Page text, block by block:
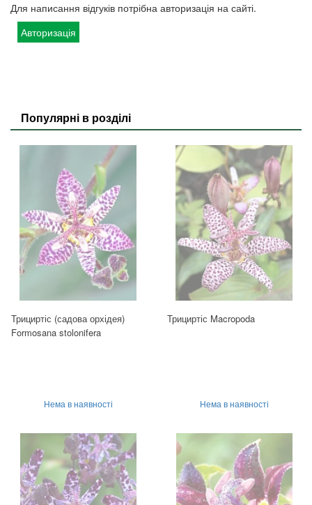
Для написання відгуків потрібна авторизація на сайті.
Авторизація
Популярні в розділі
Трициртіс (садова орхідея)
Formosana stolonifera
Нема в наявності
Трициртіс Macropoda
Нема в наявності